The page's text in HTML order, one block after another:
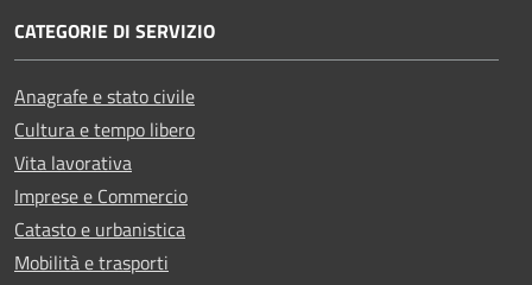
CATEGORIE DI SERVIZIO
Anagrafe e stato civile
Cultura e tempo libero
Vita lavorativa
Imprese e Commercio
Catasto e urbanistica
Mobilità e trasporti